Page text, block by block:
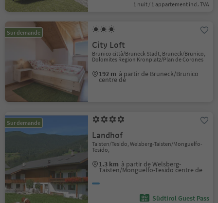
1 nuit / 1 appartement incl. TVA
Sur demande
City Loft
Brunico città/Bruneck Stadt, Bruneck/Brunico,
Dolomites Region Kronplatz/Plan de Corones
192 m à partir de Bruneck/Brunico
centre de
Sur demande
Landhof
Taisten/Tesido, Welsberg-Taisten/Monguelfo-
Tesido,
1.3 km à partir de Welsberg-
Taisten/Monguelfo-Tesido centre de
Südtirol Guest Pass